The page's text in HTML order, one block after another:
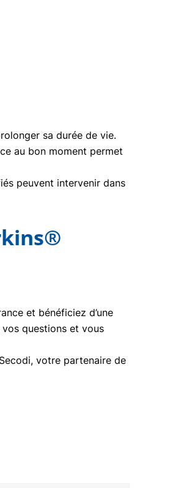
sa durée de vie.
au bon moment permet
peuvent intervenir dans
et bénéficiez d’une
questions et vous
votre partenaire de